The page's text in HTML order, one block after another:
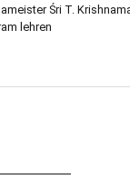
Śri T.
lehren